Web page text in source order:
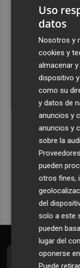
Castelló
científico:
El Villarreal
Moreno, Foyth,
Costa
Recibe
Plaza
Uso
datos
Nosotros y
cookies y
almacenar
dispositivo
como su
y datos de
anuncios y
anuncios y
sobre la
pueden
otros fines,
del
solo a este
pueden
lugar del
oponerse
Puede